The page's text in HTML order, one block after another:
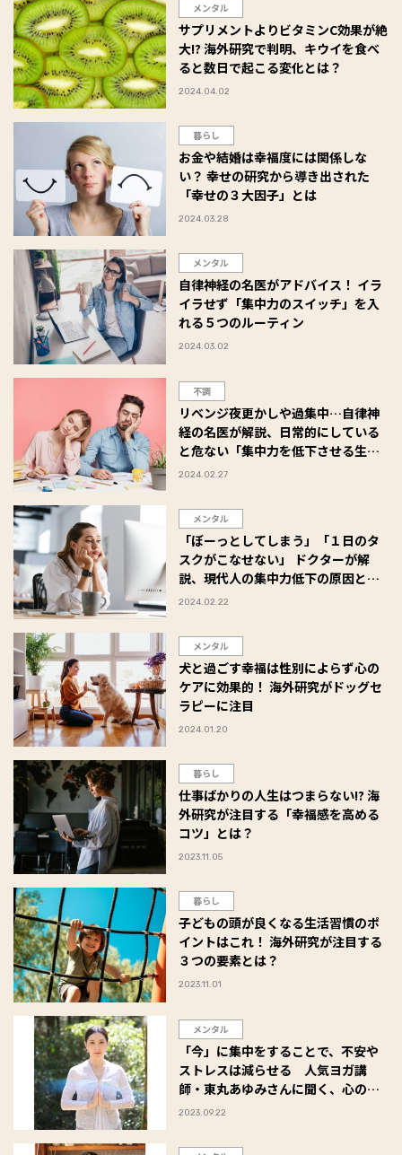
メンタル
サプリメントよりビタミンC効果が絶
大!? 海外研究で判明、キウイを食べ
ると数日で起こる変化とは？
2024.04.02
暮らし
お金や結婚は幸福度には関係しな
い？ 幸せの研究から導き出された
「幸せの３大因子」とは
2024.03.28
メンタル
自律神経の名医がアドバイス！ イラ
イラせず「集中力のスイッチ」を入
れる５つのルーティン
2024.03.02
不調
リベンジ夜更かしや過集中…自律神
経の名医が解説、日常的にしている
と危ない「集中力を低下させる生活
習慣」５つ
2024.02.27
メンタル
「ぼーっとしてしまう」「１日のタ
スクがこなせない」 ドクターが解
説、現代人の集中力低下の原因と対
策
2024.02.22
メンタル
犬と過ごす幸福は性別によらず心の
ケアに効果的！ 海外研究がドッグセ
ラピーに注目
2024.01.20
暮らし
仕事ばかりの人生はつまらない!? 海
外研究が注目する「幸福感を高める
コツ」とは？
2023.11.05
暮らし
子どもの頭が良くなる生活習慣のポ
イントはこれ！ 海外研究が注目する
３つの要素とは？
2023.11.01
メンタル
「今」に集中をすることで、不安や
ストレスは減らせる 人気ヨガ講
師・東丸あゆみさんに聞く、心のセ
ルフリカバリー術＜3＞
2023.09.22